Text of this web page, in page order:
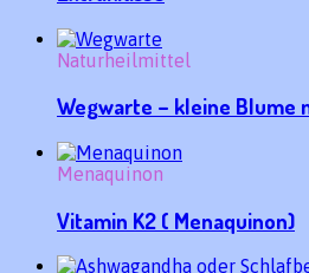
Naturheilmittel
Wegwarte – kleine Blume
Menaquinon
Vitamin K2 ( Menaquinon)